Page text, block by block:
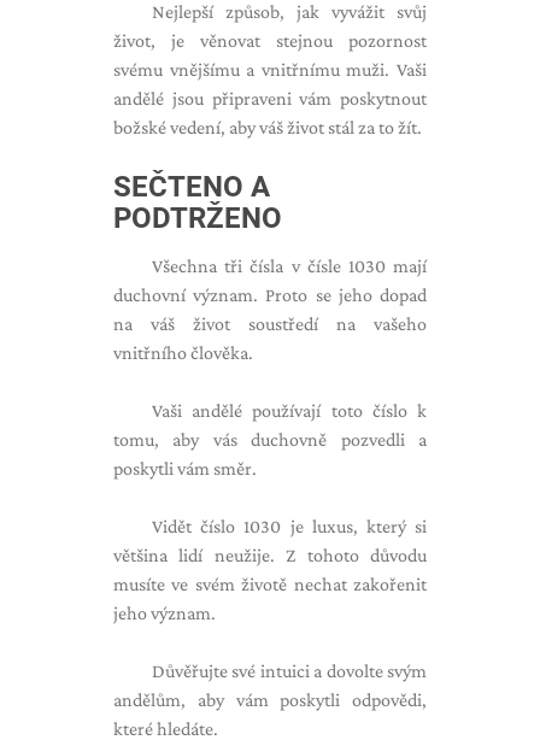
Nejlepší způsob, jak vyvážit svůj
život, je věnovat stejnou pozornost
svému vnějšímu a vnitřnímu muži. Vaši
andělé jsou připraveni vám poskytnout
božské vedení, aby váš život stál za to žít.
SEČTENO A
PODTRŽENO
Všechna tři čísla v čísle 1030 mají
duchovní význam. Proto se jeho dopad
na váš život soustředí na vašeho
vnitřního člověka.
Vaši andělé používají toto číslo k
tomu, aby vás duchovně pozvedli a
poskytli vám směr.
Vidět číslo 1030 je luxus, který si
většina lidí neužije. Z tohoto důvodu
musíte ve svém životě nechat zakořenit
jeho význam.
Důvěřujte své intuici a dovolte svým
andělům, aby vám poskytli odpovědi,
které hledáte.